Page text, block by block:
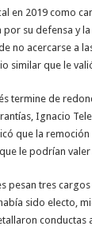
en 2019 como
su defensa y
no acercarse a
similar que le
termine de
Ignacio
que la
le podrían
pesan tres
sido electo,